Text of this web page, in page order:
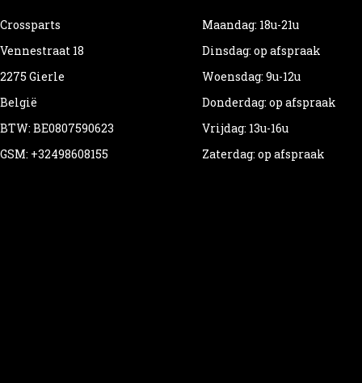
Crossparts
Vennestraat 18
2275 Gierle
België
BTW: BE0807590623
GSM: +32498608155
Maandag: 18u-21u
Dinsdag: op afspraak
Woensdag: 9u-12u
Donderdag: op afspraak
Vrijdag: 13u-16u
Zaterdag: op afspraak